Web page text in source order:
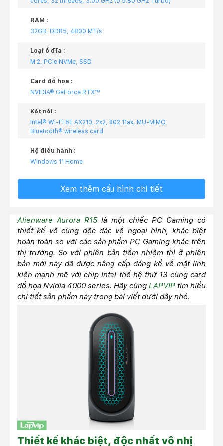
RAM :
32GB, DDR5, 4800 MT/s
Loại ổ đĩa :
M.2, PCIe NVMe, SSD
Card đồ họa :
NVIDIA® GeForce RTX™
Kết nối :
Intel® Wi-Fi 6E AX210, 2x2, 802.11ax, MU-MIMO,
Bluetooth® wireless card
Hệ điều hành :
Windows 11 Home
Xem thêm cấu hình chi tiết
Alienware Aurora R15 là một chiếc PC Gaming có
thiết kế vô cùng độc đáo về ngoại hình, khác biệt
hoàn toàn so với các sản phẩm PC Gaming khác trên
thị trường. So với phiên bản tiềm nhiệm thì ở phiên
bản mới này đã được nâng cấp đáng kể về mặt linh
kiện mạnh mẽ với chip Intel thế hệ thứ 13 cùng card
đồ họa Nvidia 4000 series. Hãy cùng LAPVIPtìm hiểu
chi tiết sản phẩm này trong bài viết dưới đây nhé.
Thiết kế khác biệt, độc nhất vô nhị